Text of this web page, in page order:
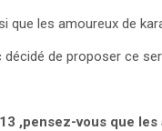
que les amoureux de
de proposer ce
,pensez-vous que les